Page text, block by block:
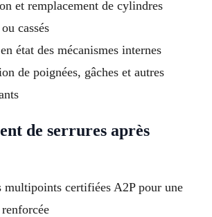
et remplacement de cylindres
cassés
état des mécanismes internes
de poignées, gâches et autres
de serrures après
multipoints certifiées A2P pour une